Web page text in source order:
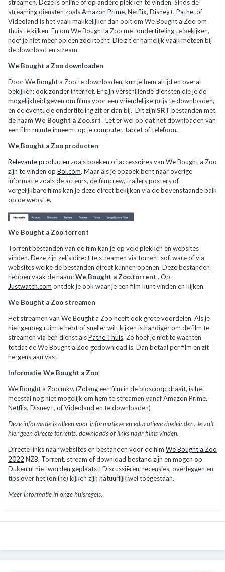
streamen. Deze is online of op andere plekken te vinden. Sinds de
streaming diensten zoalsAmazon Prime, Netflix, Disney+, Pathe, of
Videoland is het vaak makkelijker dan ooit om We Bought a Zoo om
thuis te kijken. En om We Bought a Zoo met ondertiteling te bekijken,
hoef je niet meer op een zoektocht. Die zit er namelijk vaak meteen bij
de download en stream.
We Bought a Zoo downloaden
Door We Bought a Zoo te downloaden, kun je hem altijd en overal
bekijken; ook zonder internet. Er zijn verschillende diensten die je de
mogelijkheid geven om films voor een vriendelijke prijs te downloaden,
en de eventuele ondertiteling zit er dan bij. Dit zijn SRT bestanden met
de naam We Bought a Zoo.srt . Let er wel op dat het downloaden van
een film ruimte inneemt op je computer, tablet of telefoon.
We Bought a Zoo producten
Relevante producten zoals boeken of accessoires van We Bought a Zoo
zijn te vinden op Bol.com. Maar als je opzoek bent naar overige
informatie zoals de acteurs, de filmcrew, trailers posters of
vergelijkbare films kan je deze direct bekijken via de bovenstaande balk
op de website.
We Bought a Zoo torrent
Torrent bestanden van de film kan je op vele plekken en websites
vinden. Deze zijn zelfs direct te streamen via torrent software of via
websites welke de bestanden direct kunnen openen. Deze bestanden
hebben vaak de naam:We Bought a Zoo.torrent . Op
Justwatch.com ontdek je ook waar je een film kunt vinden en kijken.
We Bought a Zoo streamen
Het streamen van We Bought a Zoo heeft ook grote voordelen. Als je
niet genoeg ruimte hebt of sneller wilt kijken is handiger om de film te
streamen via een dienst alsPathe Thuis. Zo hoef je niet te wachten
totdat de We Bought a Zoo gedownload is. Dan betaal per film en zit
nergens aan vast.
Informatie We Bought a Zoo
We Bought a Zoo.mkv. (Zolang een film in de bioscoop draait, is het
meestal nog niet mogelijk om hem te streamen vanaf Amazon Prime,
Netflix, Disney+, of Videoland en te downloaden)
Deze informatie is alleen voor informatieve en educatieve doeleinden. Je zult
hier geen directe torrents, downloads of links naar films vinden.
Directe links naar websites en bestanden voor de film We Bought a Zoo
2022 NZB, Torrent, stream of download bestand zijn en mogen op
Duken.nl niet worden geplaatst. Discussiëren, recensies, overleggen en
tips over het (online) kijken zijn natuurlijk wel toegestaan.
Meer informatie in onze huisregels.